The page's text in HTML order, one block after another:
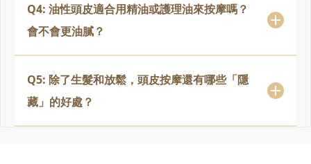
Q4: 油性頭皮適合用精油或護理油來按摩嗎？
會不會更油膩？
Q5: 除了生髮和放鬆，頭皮按摩還有哪些「隱
藏」的好處？